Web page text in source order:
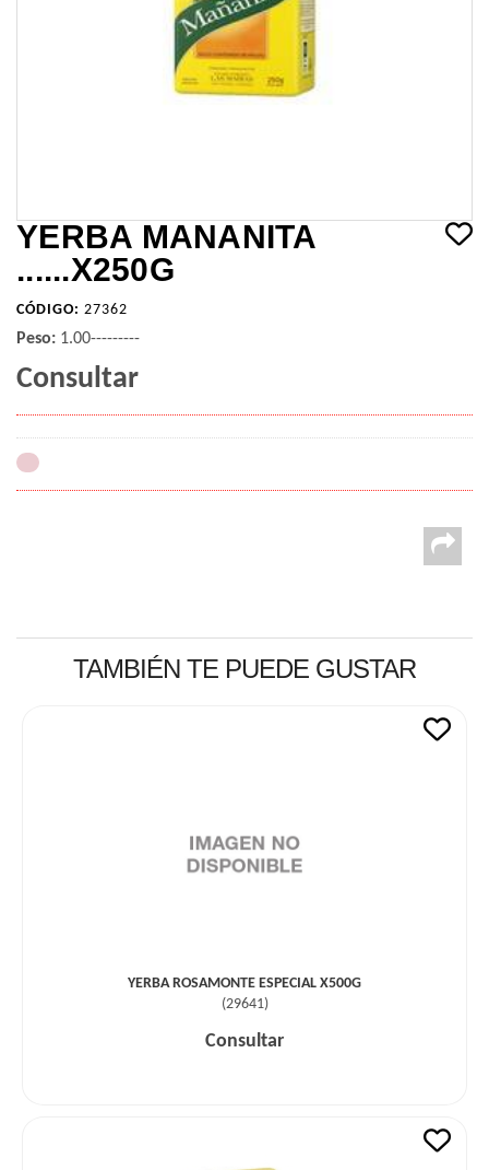
YERBA MANANITA
......X250G
CÓDIGO: 27362
Peso: 1.00---------
Consultar
TAMBIÉN TE PUEDE GUSTAR
YERBA ROSAMONTE ESPECIAL X500G
(29641)
Consultar